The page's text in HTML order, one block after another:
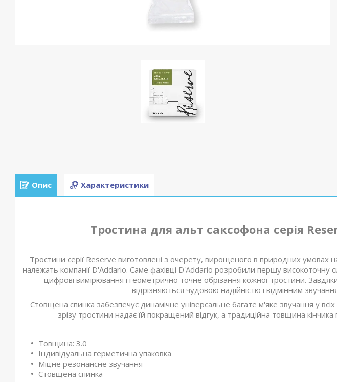
Опис Характеристики
Тростина для альт саксофона серія
Тростини серії Reserve виготовлені з очерету, вирощеного в природних умовах
належать компанії D'Addario. Саме фахівці D'Addario розробили першу високоточну
цифрові вимірювання і геометрично точне обрізання кожної тростини.
відрізняються чудовою надійністю і відмінним
Стовщена спинка забезпечує динамічне універсальне багате м'яке звучання у
зрізу тростини надає їй покращений відгук, а традиційна товщина
Товщина: 3.0
Індивідуальна герметична упаковка
Міцне резонансне звучання
Стовщена спинка